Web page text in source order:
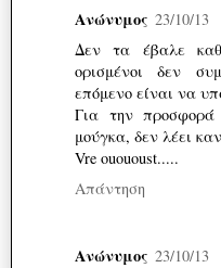
Ανώνυμος 23/10/13
Δεν τα έβαλε
ορισμένοι δεν
επόμενο είναι να
Για την προσφορά
μούγκα, δεν λέει
Vre ouououst.....
Απάντηση
Ανώνυμος 23/10/13